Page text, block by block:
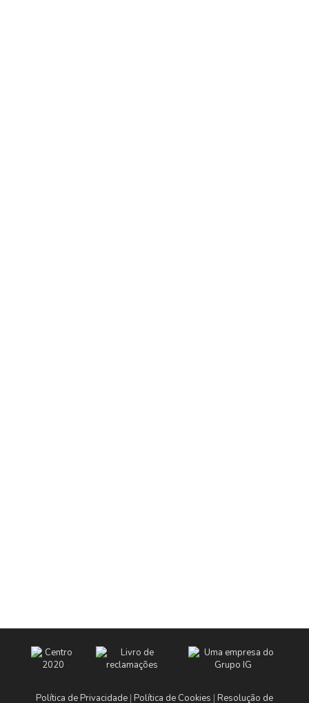
Política de Privacidade | Política de Cookies | Resolução de